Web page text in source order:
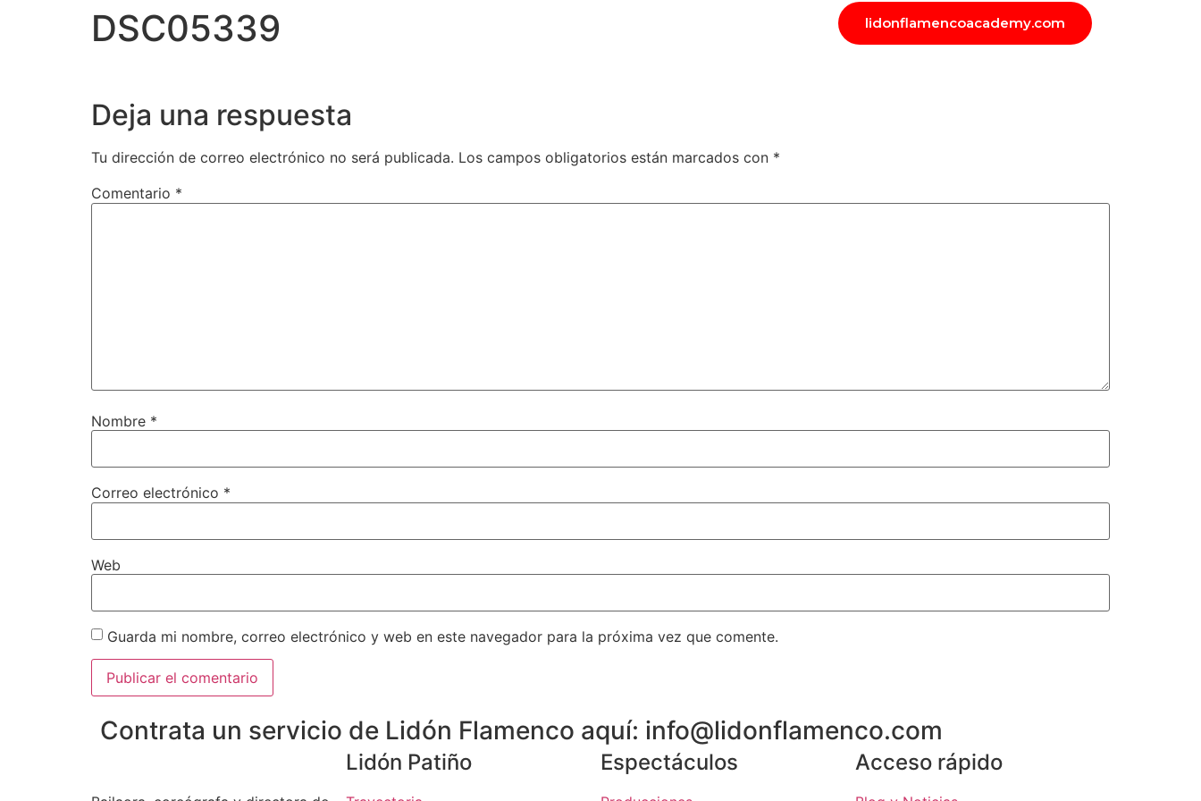
lidonflamencoacademy.com
DSC05339
Deja una respuesta
Tu dirección de correo electrónico no será publicada. Los campos obligatorios están marcados con *
Comentario *
Nombre *
Correo electrónico *
Web
Guarda mi nombre, correo electrónico y web en este navegador para la próxima vez que comente.
Contrata un servicio de Lidón Flamenco aquí: info@lidonflamenco.com
Lidón Patiño Espectáculos Acceso rápido